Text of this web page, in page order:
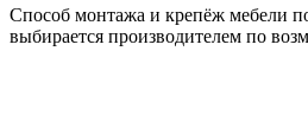
Способ монтажа и крепёж мебели
выбирается производителем по